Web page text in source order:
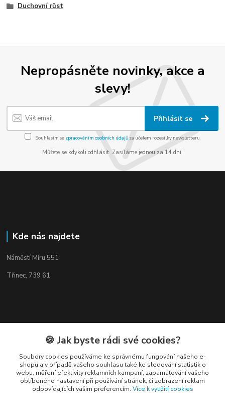
Duchovní růst
Nepropásněte novinky, akce a
slevy!
Přihlásit se
Souhlasím se zpracováním osobních údajůza účelem rozesílky newsletteru.
Můžete se kdykoli odhlásit. Zasíláme jednou za 14 dní.
Kde nás najdete
Náměstí Míru 551
Třinec, 739 61
🍪 Jak byste rádi své cookies?
Soubory cookies používáme ke správnému fungování našeho e-
shopu a v případě vašeho souhlasu také ke sledování statistik o
webu, měření efektivity reklamních kampaní, zapamatování vašeho
oblíbeného nastavení při používání stránek, či zobrazení reklam
odpovídajících vašim preferencím. Více k využití cookies